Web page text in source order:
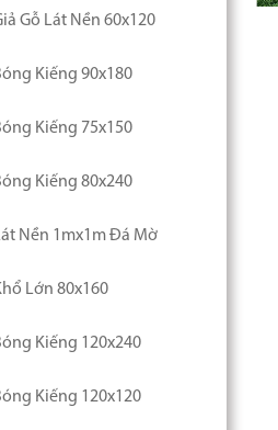
Gỗ Lát Nền 60x120
Kiếng 90x180
Kiếng 75x150
Kiếng 80x240
Nền 1mx1m Đá Mờ
Lớn 80x160
Kiếng 120x240
Kiếng 120x120